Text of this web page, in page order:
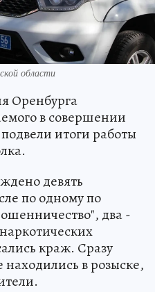
области
Оренбурга
в совершении
итоги работы
девять
по одному по
два -
краж. Сразу
находились в розыске,